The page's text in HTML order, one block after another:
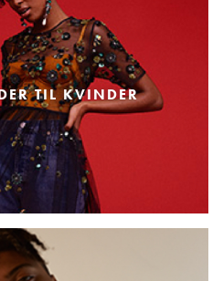
TIL KVINDER